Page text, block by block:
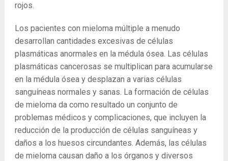
rojos.
Los pacientes con mieloma múltiple a menudo
desarrollan cantidades excesivas de células
plasmáticas anormales en la médula ósea. Las células
plasmáticas cancerosas se multiplican para acumularse
en la médula ósea y desplazan a varias células
sanguíneas normales y sanas. La formación de células
de mieloma da como resultado un conjunto de
problemas médicos y complicaciones, que incluyen la
reducción de la producción de células sanguíneas y
daños a los huesos circundantes. Además, las células
de mieloma causan daño a los órganos y diversos